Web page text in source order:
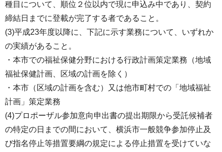
種目について、順位２位以内で現に申込み中であり、契約
締結日までに登載が完了する者であること。
(3)平成23年度以降に、下記に示す業務について、いずれか
の実績があること。
・本市での福祉保健分野における行政計画策定業務（地域
福祉保健計画、区域の計画を除く）
・本市（区域の計画を含む）又は他市町村での「地域福祉
計画」策定業務
(4)プロポーザル参加意向申出書の提出期限から受託候補者
の特定の日までの間において、横浜市一般競争参加停止及
び指名停止等措置要綱の規定による停止措置を受けていな